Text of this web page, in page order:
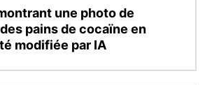
une photo de
pains de cocaïne en
modifiée par IA